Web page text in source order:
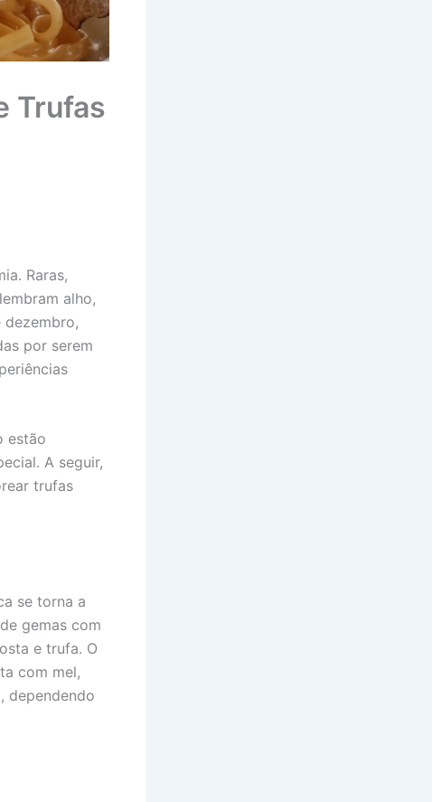
Trufas
Raras,
alho,
dezembro,
por serem
estão
A seguir,
trufas
se torna a
gemas com
e trufa. O
com mel,
dependendo